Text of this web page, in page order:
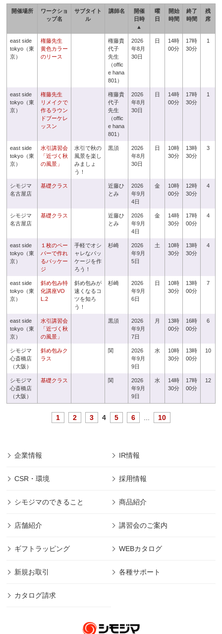
開催場所
ワークショ
ップ名
サブタイト
ル
講師名
開催
日時
▲
曜
日
開始
時間
終了
時間
残
席
east side
tokyo（東
京）
権藤先生
黄色カラー
のリース
権藤貴
代子
先生
（offic
e hana
801）
2026
年8月
30日
日
14時
00分
17時
30分
1
east side
tokyo（東
京）
権藤先生
リメイクで
作るラウン
ドブーケレ
ッスン
権藤貴
代子
先生
（offic
e hana
801）
2026
年8月
30日
日
14時
00分
17時
30分
1
east side
tokyo（東
京）
水引講習会
「近づく秋
の風景」
水引で秋の
風景を楽し
みましょ
う！
黒須
2026
年8月
30日
日
10時
30分
13時
30分
3
シモジマ
名古屋店
基礎クラス
近藤ひ
とみ
2026
年9月
4日
金
10時
00分
12時
30分
4
シモジマ
名古屋店
基礎クラス
近藤ひ
とみ
2026
年9月
4日
金
14時
30分
17時
00分
4
east side
tokyo（東
京）
１枚のペー
パーで作れ
るパッケー
ジ
手軽でオシ
ャレなパッ
ケージを作
ろう！
杉崎
2026
年9月
5日
土
10時
30分
13時
30分
4
east side
tokyo（東
京）
斜め包み特
化講座VO
L.2
斜め包みが
速くなるコ
ツを知ろ
う！
杉崎
2026
年9月
6日
日
10時
30分
13時
00分
7
east side
tokyo（東
京）
水引講習会
「近づく秋
の風景」
黒須
2026
年9月
7日
月
13時
00分
16時
00分
6
シモジマ
心斎橋店
（大阪）
斜め包みク
ラス
関
2026
年9月
9日
水
10時
30分
13時
00分
10
シモジマ
心斎橋店
（大阪）
基礎クラス 関
2026
年9月
9日
水
14時
30分
17時
00分
12
1 2 3 4 5 6 10
企業情報 IR情報
CSR・環境 採用情報
シモジマのできること 商品紹介
店舗紹介 講習会のご案内
ギフトラッピング WEBカタログ
新規お取引 各種サポート
カタログ請求